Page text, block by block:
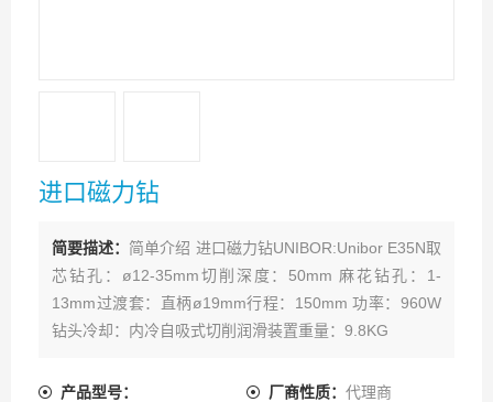
进口磁力钻
简要描述： 简单介绍 进口磁力钻UNIBOR:Unibor E35N取
芯钻孔：ø12-35mm切削深度：50mm 麻花钻孔：1-
13mm过渡套：直柄ø19mm行程：150mm 功率：960W
钻头冷却：内冷自吸式切削润滑装置重量：9.8KG
产品型号： 厂商性质： 代理商